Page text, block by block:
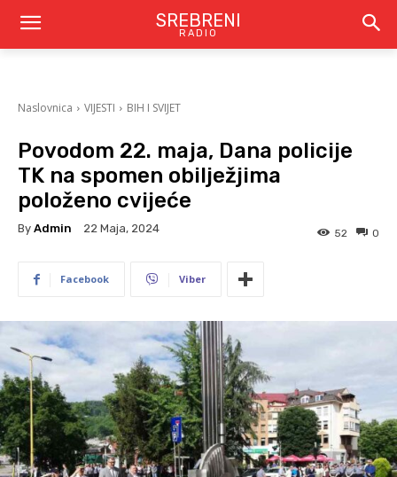
SREBRENI
RADIO
Naslovnica VIJESTI BIH I SVIJET
Povodom 22. maja, Dana policije
TK na spomen obilježjima
položeno cvijeće
By Admin 22 Maja, 2024 0
52
Facebook Viber